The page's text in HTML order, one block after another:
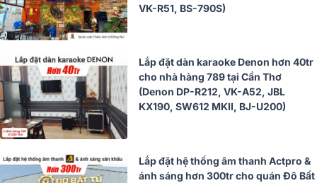
VK-R51, BS-790S)
Lắp đặt dàn karaoke Denon hơn 40tr
cho nhà hàng 789 tại Cần Thơ
(Denon DP-R212, VK-A52, JBL
KX190, SW612 MKII, BJ-U200)
Lắp đặt hệ thống âm thanh Actpro &
ánh sáng hơn 300tr cho quán Đô Bất